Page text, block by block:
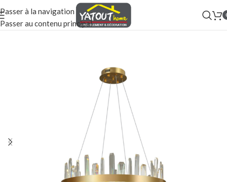
Passer à la navigation
Passer au contenu principal